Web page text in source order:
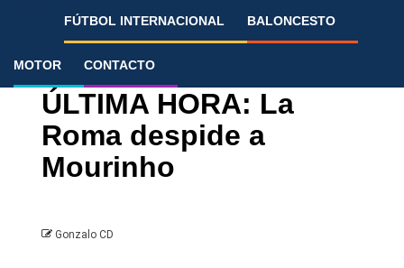
FÚTBOL INTERNACIONAL BALONCESTO
MOTOR CONTACTO
»
Fútbol Internacional Serie A
ÚLTIMA HORA: La
Roma despide a
Mourinho
Gonzalo CD